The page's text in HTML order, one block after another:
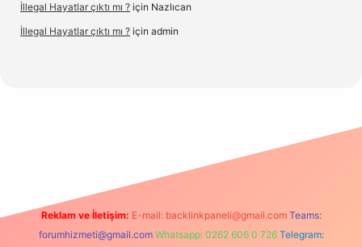
İllegal Hayatlar çıktı mı ? için Nazlıcan
İllegal Hayatlar çıktı mı ? için admin
Reklam ve İletişim: E-mail: backlinkpaneli@gmail.com Teams:
forumhizmeti@gmail.com Whatsapp: 0262 606 0 726 Telegram: